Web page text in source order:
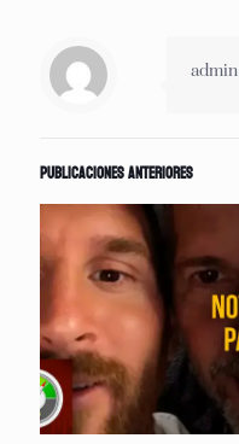
admin
Publicaciones anteriores